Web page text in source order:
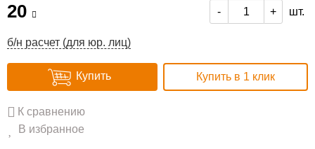
20 - + шт.
б/н расчет (для юр. лиц)
Купить Купить в 1 клик
К сравнению
В избранное